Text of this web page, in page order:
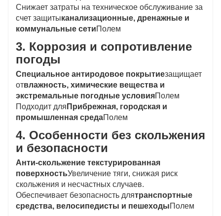
Снижает затраты на техническое обслуживание за
счет защитыканализационные, дренажные и
коммунальные сетиПолем
3. Коррозия и сопротивление
погоды
Специальное антиродовое покрытиезащищает
отвлажность, химические вещества и
экстремальные погодные условияПолем
Подходит для Прибрежная, городская и
промышленная средаПолем
4. Особенности без скольжения
и безопасности
Анти-скольжение текстурированная
поверхностьУвеличение тяги, снижая риск
скольжения и несчастных случаев.
Обеспечивает безопасность длятранспортные
средства, велосипедисты и пешеходыПолем